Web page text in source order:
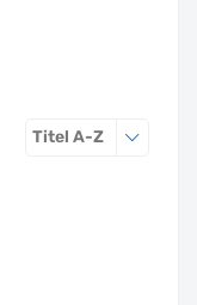
Titel A-ZSorteren op